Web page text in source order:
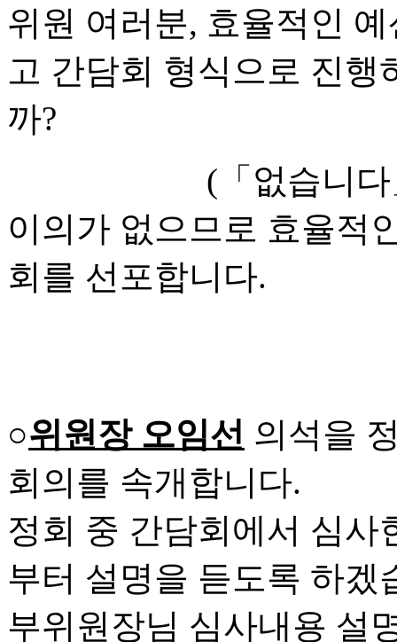
위원 여러분, 효율적인
고 간담회 형식으로 진행
까?
(「없습니
이의가 없으므로 효율적
회를 선포합니다.
○위원장 오임선 의석을
회의를 속개합니다.
정회 중 간담회에서 심사
부터 설명을 듣도록 하겠
부위원장님 심사내용 설